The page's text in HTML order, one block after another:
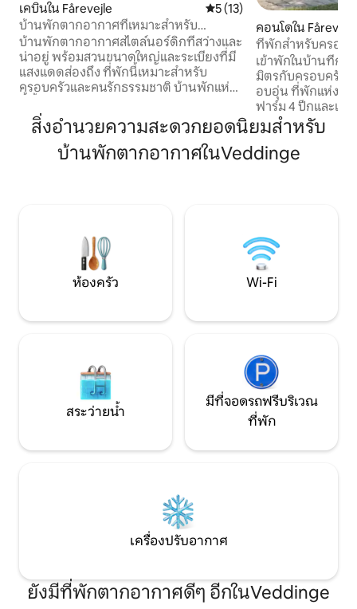
เคบินใน Fårevejle คะแนนเฉลี่ย 5 จาก 5, 13 รีวิว
5 (13)
บ้านพักตากอากาศที่เหมาะสำหรับ
ครอบครัว มีสวนและอยู่ใกล้ชายหาด
บ้านพักตากอากาศสไตล์นอร์ดิกที่สว่างและ
น่าอยู่ พร้อมสวนขนาดใหญ่และระเบียงที่มี
แสงแดดส่องถึง ที่พักนี้เหมาะสำหรับ
ครอบครัวและคนรักธรรมชาติ บ้านพักแห่ง
เนสโก ออดเชอร์เรด ซึ่งเป็นย่านที่ขึ้นชื่อ
เรื่องสภาพแวดล้อมทางธรรมชาติที่สวยงาม
ภูมิทัศน์ที่มีเอกลักษณ์ และประวัติศาสตร์
ทางวัฒนธรรมที่หลากหลาย เดินทางถึง
เดินเพียง 5 นาที และบริเวณนี้เงียบสงบ
ปลอดภัย และไม่มีเสียงรบกวนจากการ
บริสุทธิ์ และพื้นที่กว้างขวางรอบตัวคุณ
คอนโดใน
ที่พักสำหรับครอบค
เข้าพักในบ้านที่กว้
มิตรกับครอบครัว
อบอุ่น ที่พักแห่งนี้ตั้
ฟาร์ม 4 ปีกและเข้
ธรรมชาติ และโอก
สะดวก คุณจะได้พื้นที่ 137 ตร.ม. พร้อมห้อง
นอน 3 ห้อง ห้องนั่
ครัวที่มีอุปกรณ์คร
กว้างขวาง บรรยา
สำหรับสัตว์เลี้ยง
สิ่งอำนวยความสะดวกยอดนิยมสำหรับ
บ้านพักตากอากาศในVeddinge
ห้องครัว Wi-Fi
สระว่ายน้ำ
มีที่จอดรถฟรีบริเวณ
ที่พัก
เครื่องปรับอากาศ
ยังมีที่พักตากอากาศดีๆ อีกในVeddinge